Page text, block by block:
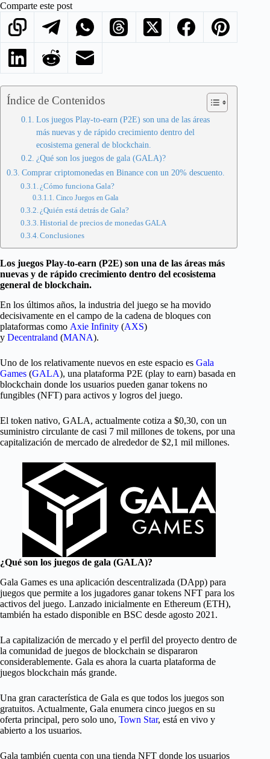
Comparte este post
Índice de Contenidos
Los juegos Play-to-earn (P2E) son una de las áreas
más nuevas y de rápido crecimiento dentro del
ecosistema general de blockchain.
¿Qué son los juegos de gala (GALA)?
Comprar criptomonedas en Binance con un 20% descuento.
¿Cómo funciona Gala?
Cinco Juegos en Gala
¿Quién está detrás de Gala?
Historial de precios de monedas GALA
Conclusiones
Los juegos Play-to-earn (P2E) son una de las áreas más
nuevas y de rápido crecimiento dentro del ecosistema
general de blockchain.
En los últimos años, la industria del juego se ha movido
decisivamente en el campo de la cadena de bloques con
plataformas como Axie Infinity (AXS)
y Decentraland (MANA).
Uno de los relativamente nuevos en este espacio es Gala
Games (GALA), una plataforma P2E (play to earn) basada en
blockchain donde los usuarios pueden ganar tokens no
fungibles (NFT) para activos y logros del juego.
El token nativo, GALA, actualmente cotiza a $0,30, con un
suministro circulante de casi 7 mil millones de tokens, por una
capitalización de mercado de alrededor de $2,1 mil millones.
¿Qué son los juegos de gala (GALA)?
Gala Games es una aplicación descentralizada (DApp) para
juegos que permite a los jugadores ganar tokens NFT para los
activos del juego. Lanzado inicialmente en Ethereum (ETH),
también ha estado disponible en BSC desde agosto 2021.
La capitalización de mercado y el perfil del proyecto dentro de
la comunidad de juegos de blockchain se dispararon
considerablemente. Gala es ahora la cuarta plataforma de
juegos blockchain más grande.
Una gran característica de Gala es que todos los juegos son
gratuitos. Actualmente, Gala enumera cinco juegos en su
oferta principal, pero solo uno, Town Star, está en vivo y
abierto a los usuarios.
Gala también cuenta con una tienda NFT donde los usuarios